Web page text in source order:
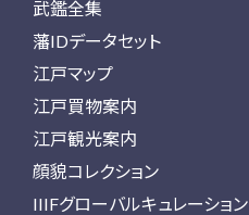
武鑑全集
藩IDデータセット
江戸マップ
江戸買物案内
江戸観光案内
顔貌コレクション
IIIFグローバルキュレーション